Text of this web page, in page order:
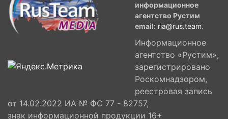
информационное
агентство Рустим
email: ria@rus.team.
Информационное
агентство «Рустим»,
зарегистрировано
Роскомнадзором,
реестровая запись
от 14.02.2022 ИА № ФС 77 - 82757,
знак информационной продукции 16+